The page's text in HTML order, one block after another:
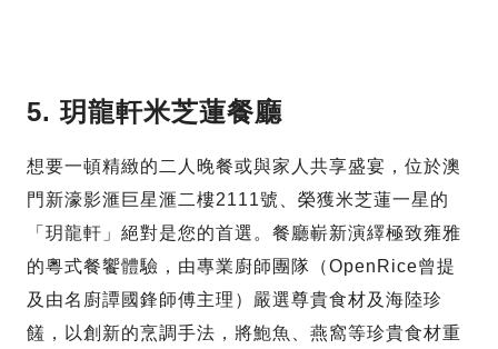
5. 玥龍軒米芝蓮餐廳
想要一頓精緻的二人晚餐或與家人共享盛宴，位於澳
門新濠影滙巨星滙二樓2111號、榮獲米芝蓮一星的
「玥龍軒」絕對是您的首選。餐廳嶄新演繹極致雍雅
的粵式餐饗體驗，由專業廚師團隊（OpenRice曾提
及由名廚譚國鋒師傅主理）嚴選尊貴食材及海陸珍
饈，以創新的烹調手法，將鮑魚、燕窩等珍貴食材重